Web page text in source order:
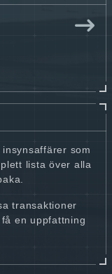
som
lista över alla
transaktioner
en uppfattning